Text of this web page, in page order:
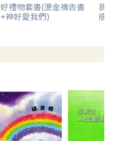
好禮物套書(燙金禱告書
+神好愛我們)
我
版